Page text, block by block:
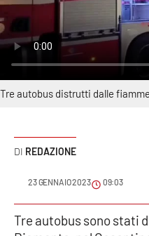
Italia Mondo
Sanità
Sport
Podcast
Meteo
Editoriali
Tre autobus distrutti dalle
REDAZIONE
23 GENNAIO 2023 09:03
Tre autobus sono stati